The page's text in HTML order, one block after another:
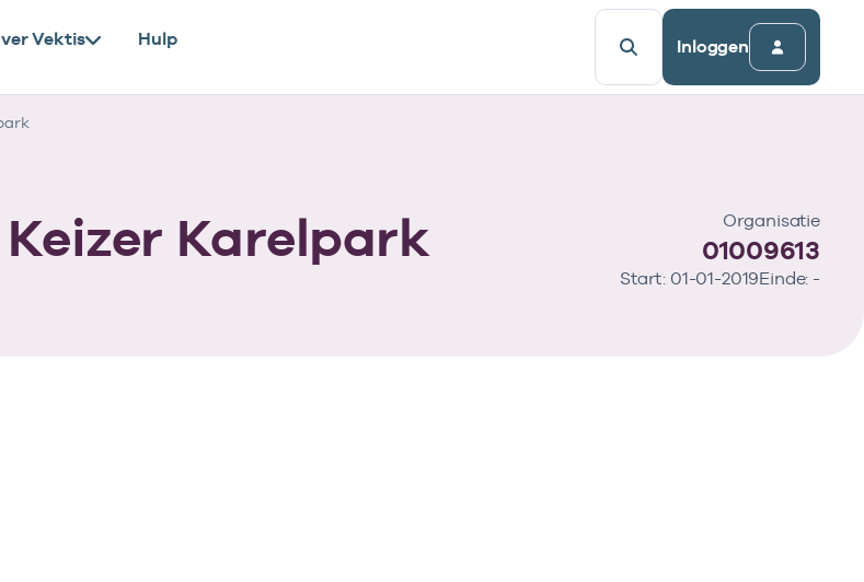
Vektis Hulp Inloggen
Karelpark Organisatie
01009613
Start: 01-01-2019Einde: -